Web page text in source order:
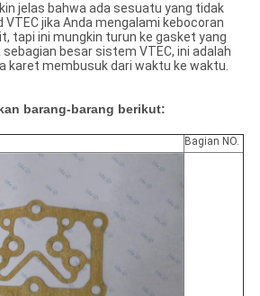
jelas bahwa ada sesuatu yang tidak
VTEC jika Anda mengalami kebocoran
tapi ini mungkin turun ke gasket yang
besar sistem VTEC, ini adalah
karet membusuk dari waktu ke waktu.
barang-barang berikut:
Bagian NO.